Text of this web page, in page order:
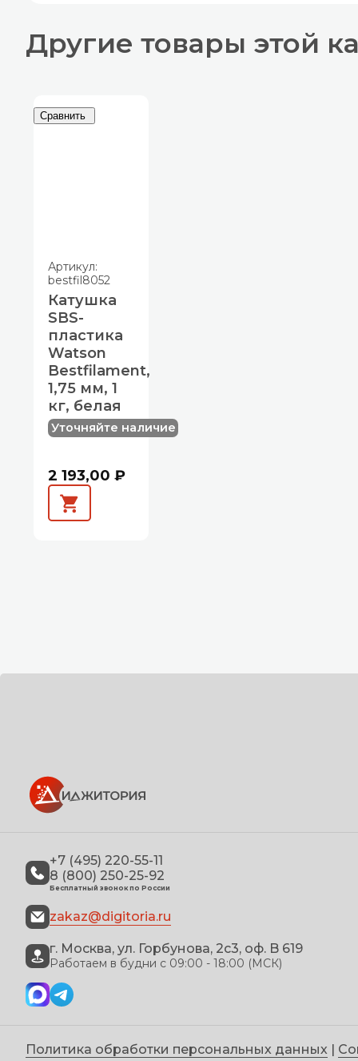
Другие товары этой
Сравнить
Артикул:
bestfil8052
Катушка
SBS-
пластика
Watson
Bestfilament,
1,75 мм, 1
кг, белая
Уточняйте наличие
2 193,00 ₽
+7 (495) 220-55-11
8 (800) 250-25-92
Бесплатный звонок по России
zakaz@digitoria.ru
г. Москва, ул. Горбунова, 2с3, оф. B 619
Работаем в будни с 09:00 - 18:00 (МСК)
Политика обработки персональных данных |